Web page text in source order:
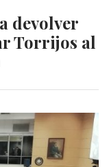
devolver
Torrijos al